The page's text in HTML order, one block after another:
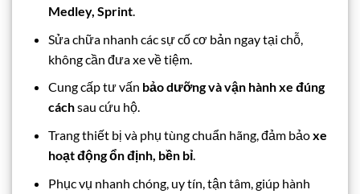
Medley, Sprint.
Sửa chữa nhanh các sự cố cơ bản ngay tại chỗ,
không cần đưa xe về tiệm.
Cung cấp tư vấn bảo dưỡng và vận hành xe đúng
cáchsau cứu hộ.
Trang thiết bị và phụ tùng chuẩn hãng, đảm bảoxe
hoạt động ổn định, bền bỉ.
Phục vụ nhanh chóng, uy tín, tận tâm, giúp hành